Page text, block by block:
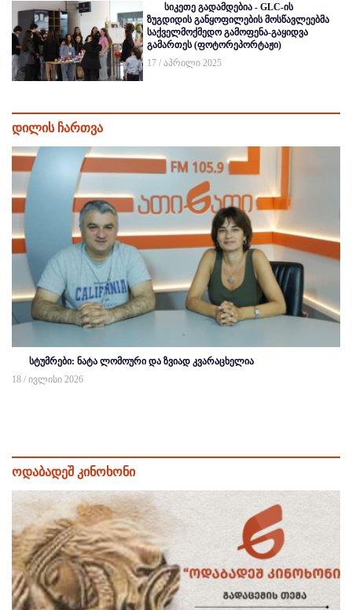
სიკეთე გადამდებია - GLC-ის
ზუგდიდის განყოფილების მოსწავლეებმა
საქველმოქმედო გამოფენა-გაყიდვა
გამართეს (ფოტორეპორტაჟი)
17 / აპრილი 2025
დილის ჩართვა
სტუმრები: ნატა ლომოური და ზვიად კვარაცხელია
18 / ივლისი 2026
ოდაბადეშ კინოხონი